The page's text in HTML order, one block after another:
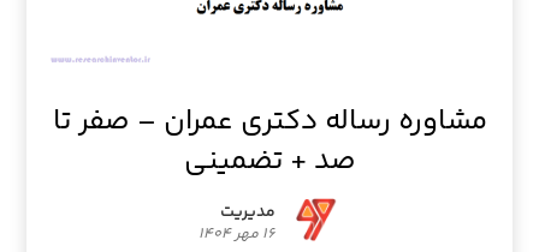
مشاوره رساله دکتری عمران – صفر تا
صد + تضمینی
مدیریت
۱۶ مهر ۱۴۰۴